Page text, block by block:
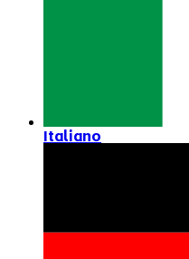
Italiano